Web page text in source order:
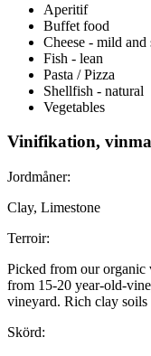
Aperitif
Buffet food
Cheese - mild and
Fish - lean
Pasta / Pizza
Shellfish - natural
Vegetables
Vinifikation,
Jordmåner:
Clay, Limestone
Terroir:
Picked from our organic
from 15-20 year-old-
vineyard. Rich clay soils
Skörd: